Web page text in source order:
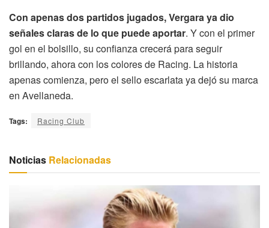
Con apenas dos partidos jugados, Vergara ya dio
señales claras de lo que puede aportar. Y con el primer
gol en el bolsillo, su confianza crecerá para seguir
brillando, ahora con los colores de Racing. La historia
apenas comienza, pero el sello escarlata ya dejó su marca
en Avellaneda.
Tags: Racing Club
Noticias Relacionadas